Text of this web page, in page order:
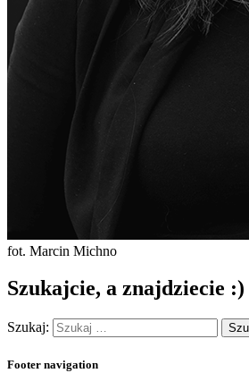
fot. Marcin Michno
Szukajcie, a znajdziecie :)
Szukaj:
Footer navigation